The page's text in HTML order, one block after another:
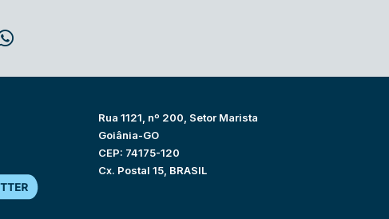
Rua 1121, nº 200, Setor Marista
Goiânia-GO
CEP: 74175-120
Cx. Postal 15, BRASIL